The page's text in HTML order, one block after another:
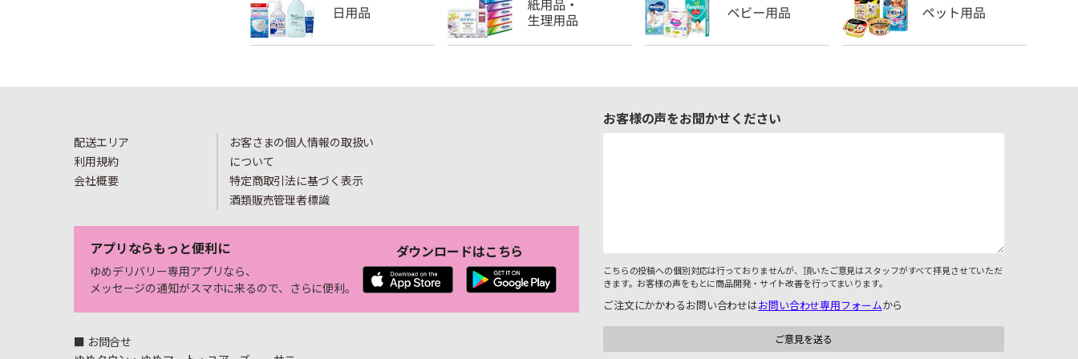
配送エリア
利用規約
会社概要
お客さまの個人情報の取扱い
について
特定商取引法に基づく表示
酒類販売管理者標識
アプリならもっと便利に
ゆめデリバリー専用アプリなら、
メッセージの通知がスマホに来るので、さらに便利。
ダウンロードはこちら
■ お問合せ
お客様の声をお聞かせください
こちらの投稿への個別対応は行っておりませんが、頂いたご意見はスタッフがすべて拝見させていただ
きます。お客様の声をもとに商品開発・サイト改善を行ってまいります。
ご注文にかかわるお問い合わせはお問い合わせ専用フォームから